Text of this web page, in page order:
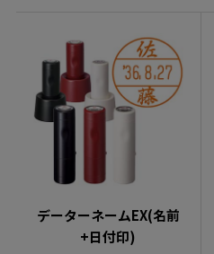
データーネームEX(名前
+日付印)